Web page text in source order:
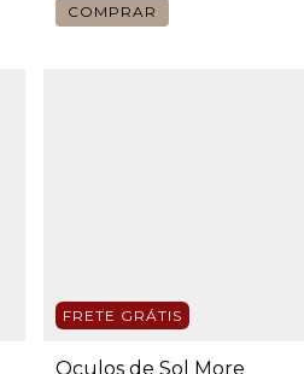
COMPRAR
FRETE GRÁTIS
Óculos de Sol More